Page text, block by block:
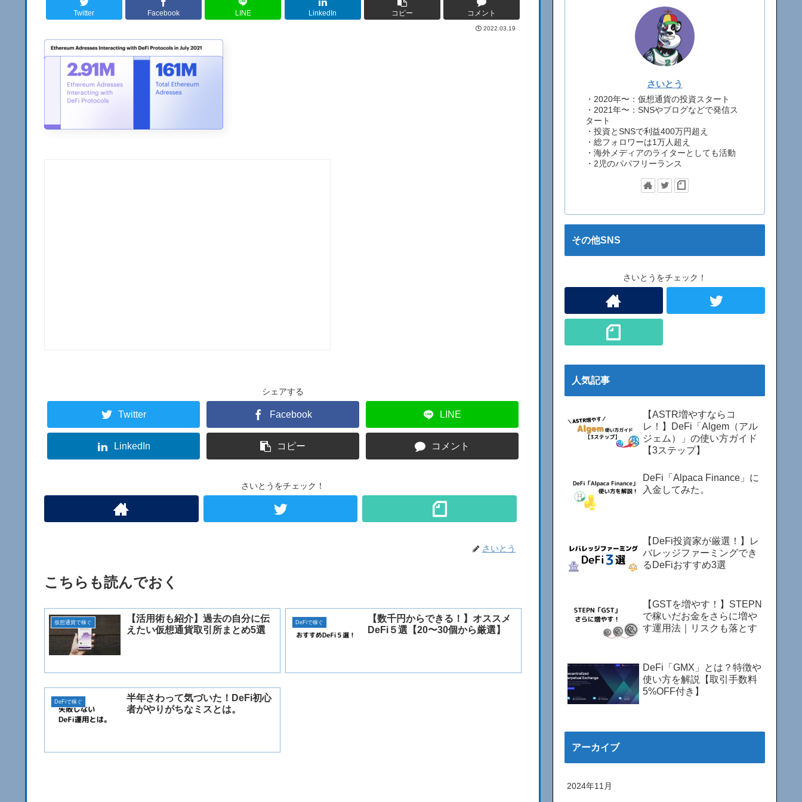
Twitter Facebook LINE LinkedIn コピー コメント
2022.03.19
シェアする
Twitter Facebook LINE
LinkedIn コピー コメント
さいとうをチェック！
さいとう
こちらも読んでおく
仮想通貨で稼ぐ
【活用術も紹介】過去の自分に伝
えたい仮想通貨取引所まとめ5選
DeFiで稼ぐ
【数千円からできる！】オススメ
DeFi５選【20〜30個から厳選】
DeFiで稼ぐ
半年さわって気づいた！DeFi初心
者がやりがちなミスとは。
さいとう
・2020年〜：仮想通貨の投資スタート
・2021年〜：SNSやブログなどで発信ス
タート
・投資とSNSで利益400万円超え
・総フォロワーは1万人超え
・海外メディアのライターとしても活動
・2児のパパフリーランス
その他SNS
さいとうをチェック！
人気記事
【ASTR増やすならコ
レ！】DeFi「Algem（アル
ジェム）」の使い方ガイド
【3ステップ】
DeFi「Alpaca Finance」に
入金してみた。
【DeFi投資家が厳選！】レ
バレッジファーミングでき
るDeFiおすすめ3選
【GSTを増やす！】STEPN
で稼いだお金をさらに増や
す運用法｜リスクも落とす
DeFi「GMX」とは？特徴や
使い方を解説【取引手数料
5%OFF付き】
アーカイブ
2024年11月